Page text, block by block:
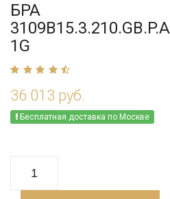
БРА
1G
36 013 руб.
Бесплатная доставка по Москве